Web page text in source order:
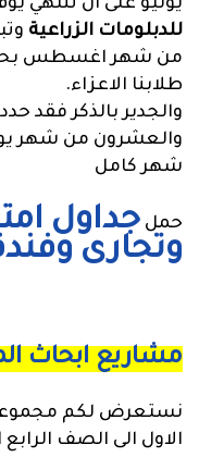
يونيو على ان تنتهي
للدبلومات الزراعية
من شهر اغسطس بحيث
طلابنا الاعزاء.
والجدير بالذكر فقد
والعشرون من شهر
شهر كامل
حمل جداول
وتجارى
مشاريع ابحاث
نستعرض لكم مجموعة
الاول الى الصف